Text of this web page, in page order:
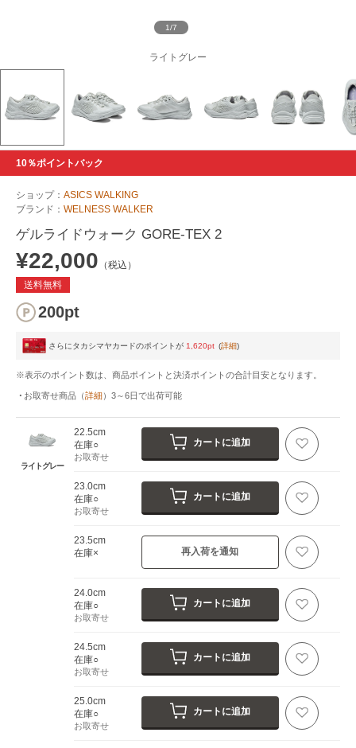
ライトグレー
1/7
10％ポイントバック
ショップ： ASICS WALKING
ブランド： WELNESS WALKER
ゲルライドウォーク GORE-TEX 2
¥22,000 （税込）
送料無料
200pt
さらにタカシマヤカードのポイントが 1,620pt (詳細)
※表示のポイント数は、商品ポイントと決済ポイントの合計目安となります。
お取寄せ商品 （詳細） 3～6日で出荷可能
ライトグレー
22.5cm
在庫○
お取寄せ
カートに追加
23.0cm
在庫○
お取寄せ
カートに追加
23.5cm
在庫×
再入荷を通知
24.0cm
在庫○
お取寄せ
カートに追加
24.5cm
在庫○
お取寄せ
カートに追加
25.0cm
在庫○
お取寄せ
カートに追加